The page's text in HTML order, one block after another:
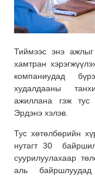
Тиймээс энэ
хамтран
компаниудад
худалдааны
ажиллана гэж тус
Эрдэнэ хэлэв.
Тус хөтөлбөрийн
нутагт 30
суурилуулахаар
аль байршлуудад